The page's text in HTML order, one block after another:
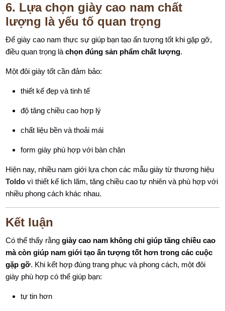
6. Lựa chọn giày cao nam chất
lượng là yếu tố quan trọng
Để giày cao nam thực sự giúp bạn tạo ấn tượng tốt khi gặp gỡ,
điều quan trọng làchọn đúng sản phẩm chất lượng.
Một đôi giày tốt cần đảm bảo:
thiết kế đẹp và tinh tế
độ tăng chiều cao hợp lý
chất liệu bền và thoải mái
form giày phù hợp với bàn chân
Hiện nay, nhiều nam giới lựa chọn các mẫu giày từ thương hiệu
Toldo vì thiết kế lịch lãm, tăng chiều cao tự nhiên và phù hợp với
nhiều phong cách khác nhau.
Kết luận
Có thể thấy rằnggiày cao nam không chỉ giúp tăng chiều cao
mà còn giúp nam giới tạo ấn tượng tốt hơn trong các cuộc
gặp gỡ. Khi kết hợp đúng trang phục và phong cách, một đôi
giày phù hợp có thể giúp bạn:
tự tin hơn